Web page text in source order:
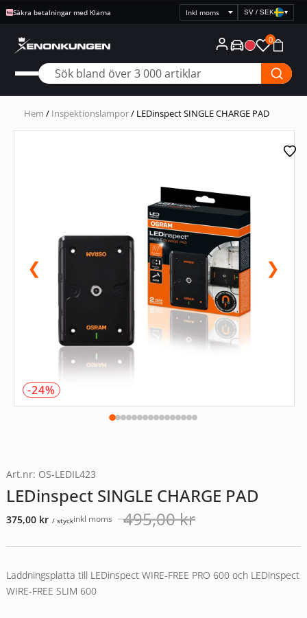
Säkra betalningar med Klarna
Välj
prisvisning
SV / SEK ▾
0
Hem / Inspektionslampor/ LEDinspect SINGLE CHARGE PAD
❮
-24%
❯
Art.nr: OS-LEDIL423
LEDinspect SINGLE CHARGE PAD
495,00kr
Det
var:
495,00 kr.
375,00 kr / styck
Det
är:
375,00 kr.
inkl moms
Laddningsplatta till LEDinspect WIRE-FREE PRO 600 och LEDinspect
WIRE-FREE SLIM 600